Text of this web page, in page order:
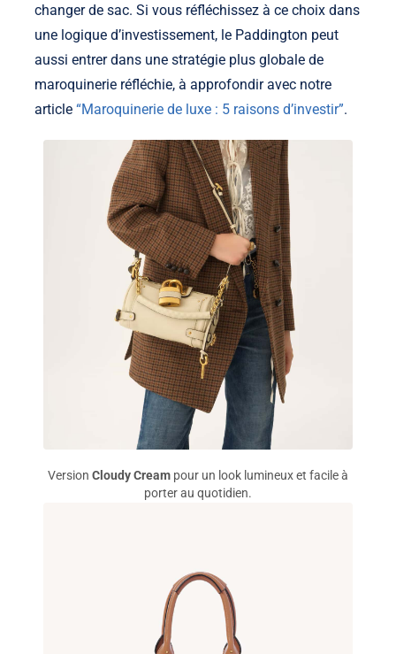
changer de sac. Si vous réfléchissez à ce choix dans
une logique d’investissement, le Paddington peut
aussi entrer dans une stratégie plus globale de
maroquinerie réfléchie, à approfondir avec notre
article “Maroquinerie de luxe : 5 raisons d’investir”.
Version Cloudy Cream pour un look lumineux et facile à
porter au quotidien.